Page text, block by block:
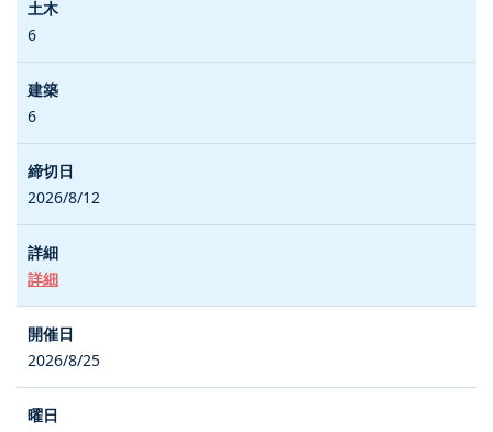
6
6
2026/8/12
詳細
2026/8/25